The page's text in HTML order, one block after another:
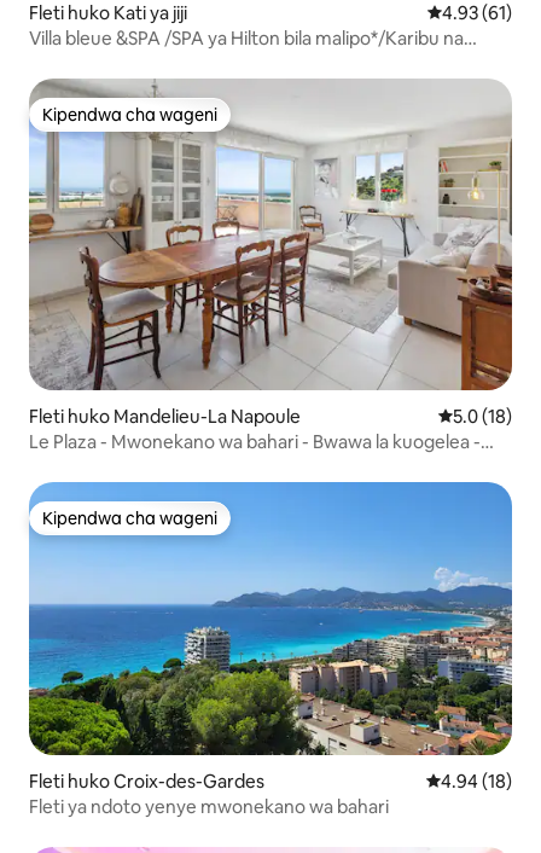
Fleti huko Kati ya jiji Ukadiriaji wa
4.93 (61)
Villa bleue &SPA /SPA ya Hilton bila malipo*/Karibu na
Kipendwa cha wageni
Kipendwa cha wageni
Fleti huko Mandelieu-La Napoule Ukadiriaji
5.0 (18)
Le Plaza - Mwonekano wa bahari - Bwawa la kuogelea -
Kipendwa cha wageni
Kipendwa cha wageni
Fleti huko Croix-des-Gardes Ukadiriaji wa
4.94 (18)
Fleti ya ndoto yenye mwonekano wa bahari